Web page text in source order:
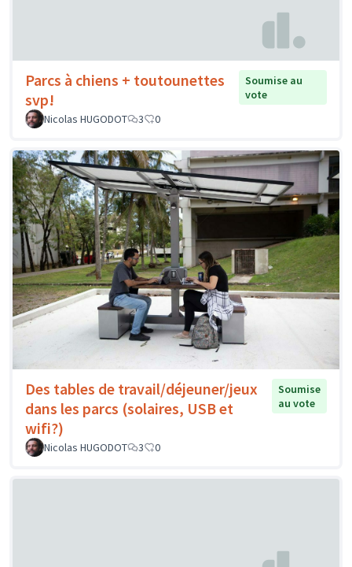
Parcs à chiens + toutounettes
svp!
Soumise au
vote
Nicolas HUGODOT
3 0
Des tables de travail/déjeuner/jeux
dans les parcs (solaires, USB et
wifi?)
Soumise
au vote
Nicolas HUGODOT 3 0